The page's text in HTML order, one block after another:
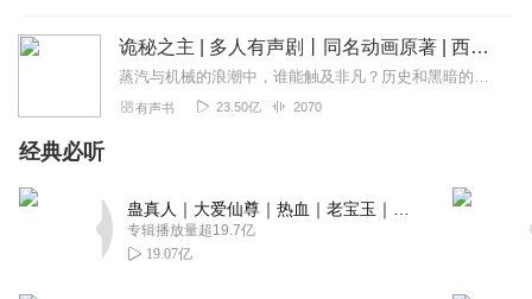
诡秘之主 | 多人有声剧丨同名动画原著 | 西幻克苏鲁 | 乌贼作品
蒸汽与机械的浪潮中，谁能触及非凡？历史和黑暗的迷雾里，又是谁在耳语？我从诡秘中醒来，睁眼看见这个世界：枪械，大炮，巨舰，飞空艇，差分机；魔药，占卜，诅咒，倒吊人...
有声书 23.50亿 2070
经典必听
专辑播放量超19.7亿
19.07亿